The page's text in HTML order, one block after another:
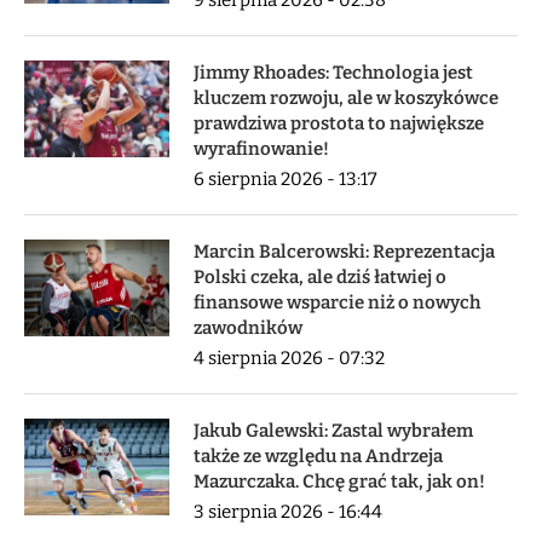
Jimmy Rhoades: Technologia jest
kluczem rozwoju, ale w koszykówce
prawdziwa prostota to największe
wyrafinowanie!
6 sierpnia 2026 - 13:17
Marcin Balcerowski: Reprezentacja
Polski czeka, ale dziś łatwiej o
finansowe wsparcie niż o nowych
zawodników
4 sierpnia 2026 - 07:32
Jakub Galewski: Zastal wybrałem
także ze względu na Andrzeja
Mazurczaka. Chcę grać tak, jak on!
3 sierpnia 2026 - 16:44